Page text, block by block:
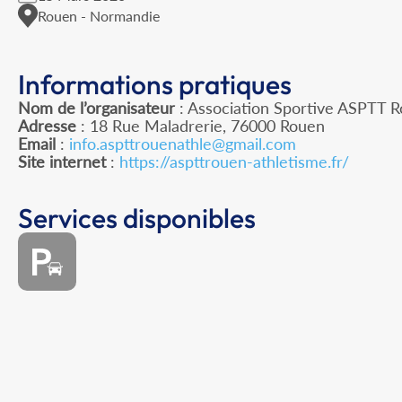
Rouen - Normandie
Informations pratiques
Nom de l’organisateur : Association Sportive ASPTT
Adresse : 18 Rue Maladrerie, 76000 Rouen
Email : info.aspttrouenathle@gmail.com
Site internet: https://aspttrouen-athletisme.fr/
Services disponibles